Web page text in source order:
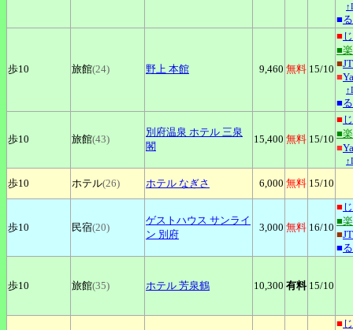
■
歩10 旅館(24) 野上 本館 9,460 無料 15/10
■
■
■
■
■
歩10 旅館(43)
別府温泉 ホテル 三泉
閣
15,400 無料 15/10
■
■
■
歩10 ホテル(26) ホテル なぎさ 6,000 無料 15/10
歩10 民宿(20)
ゲストハウス サンライ
ン 別府
3,000 無料 16/10
■
■
■
■
歩10 旅館(35) ホテル 芳泉鶴 10,300 有料 15/10
■